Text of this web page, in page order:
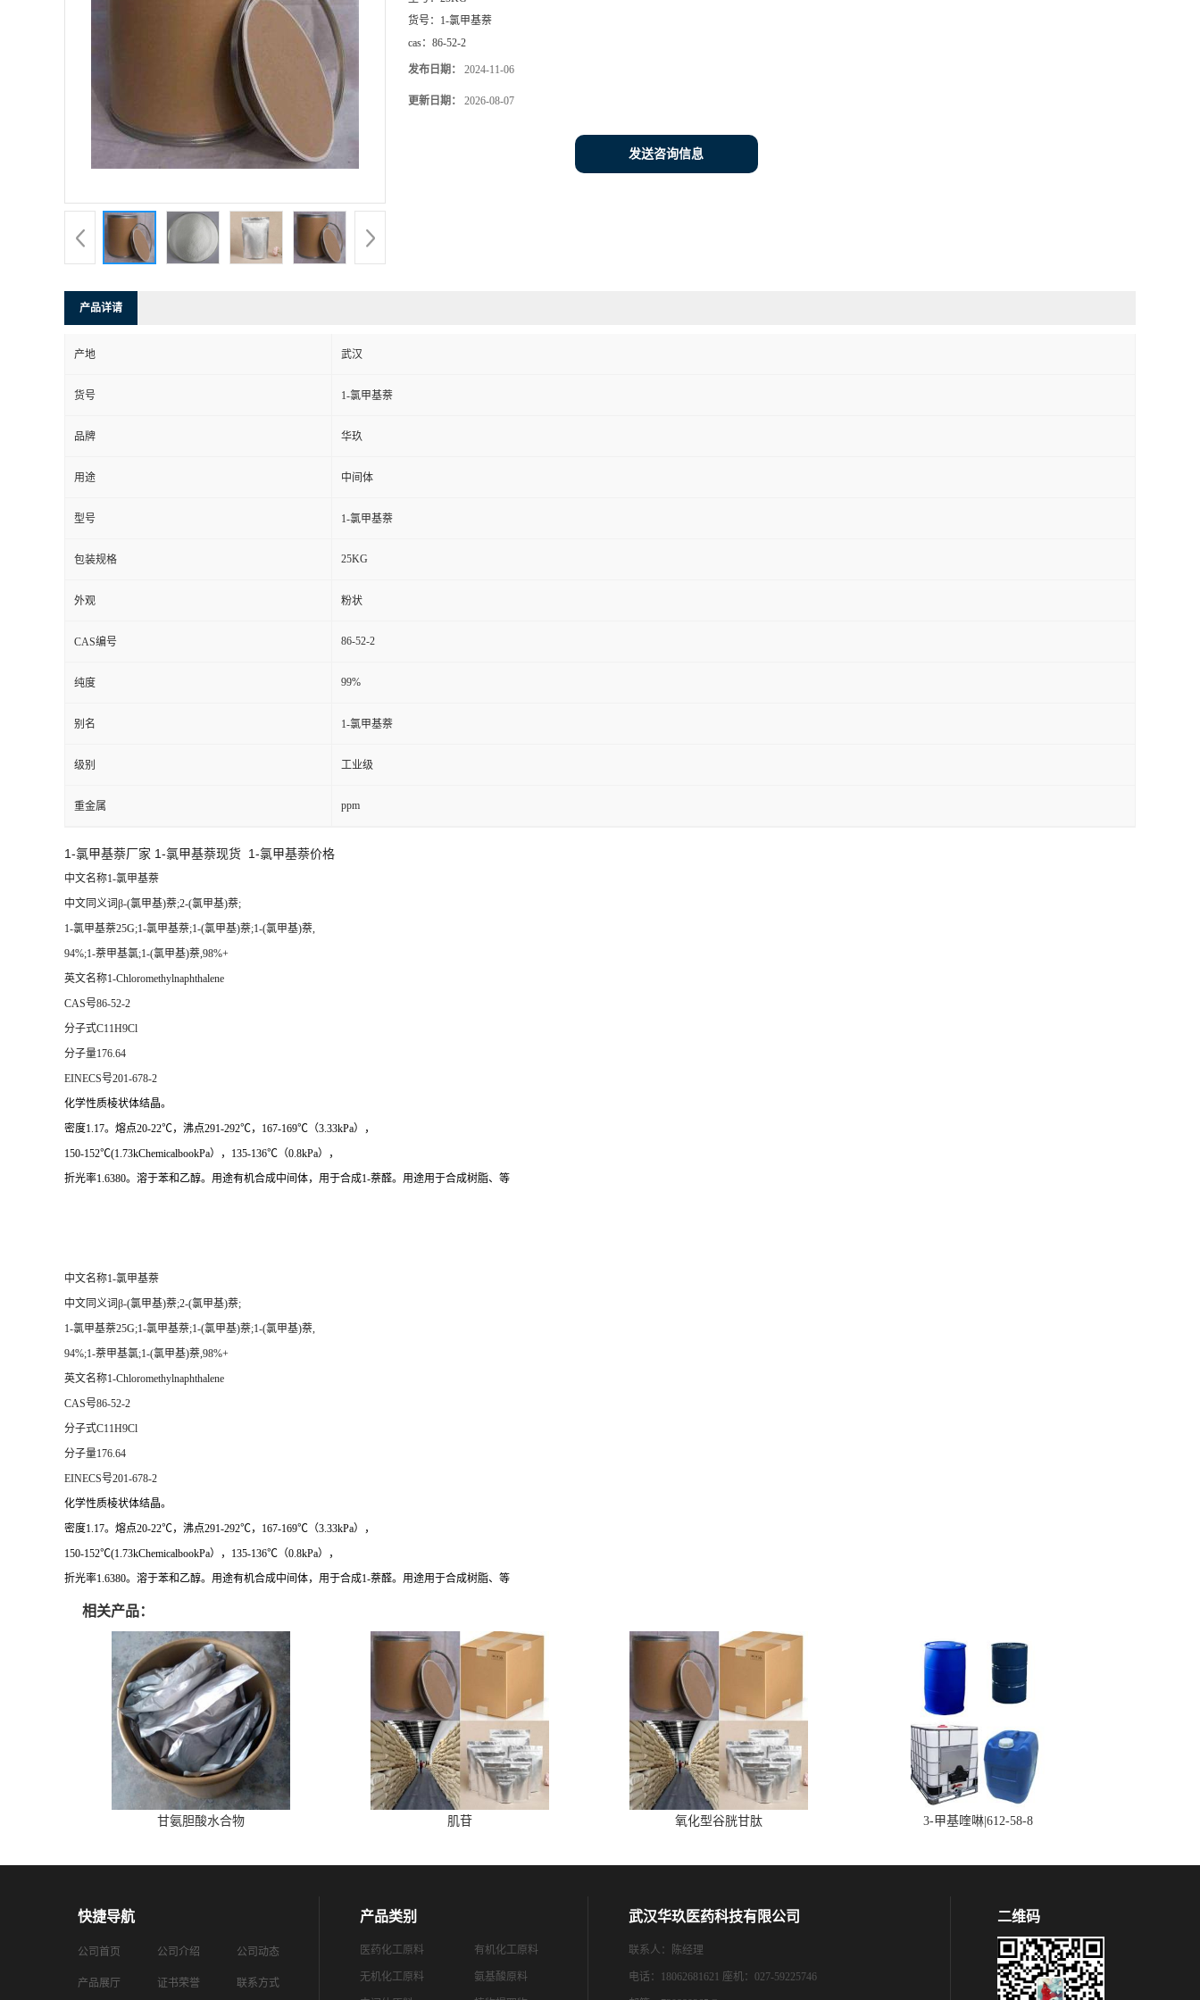
货号： 1-氯甲基萘
cas： 86-52-2
发布日期： 2024-11-06
更新日期： 2026-08-07
发送咨询信息
产品详请
产地 武汉
货号 1-氯甲基萘
品牌 华玖
用途 中间体
型号 1-氯甲基萘
包装规格 25KG
外观 粉状
CAS编号 86-52-2
纯度 99%
别名 1-氯甲基萘
级别 工业级
重金属 ppm
1-氯甲基萘厂家 1-氯甲基萘现货 1-氯甲基萘价格
中文名称1-氯甲基萘
中文同义词β-(氯甲基)萘;2-(氯甲基)萘;
1-氯甲基萘25G;1-氯甲基萘;1-(氯甲基)萘;1-(氯甲基)萘,
94%;1-萘甲基氯;1-(氯甲基)萘,98%+
英文名称1-Chloromethylnaphthalene
CAS号86-52-2
分子式C11H9Cl
分子量176.64
EINECS号201-678-2
化学性质棱状体结晶。
密度1.17。熔点20-22℃，沸点291-292℃，167-169℃（3.33kPa），
150-152℃(1.73kChemicalbookPa），135-136℃（0.8kPa），
折光率1.6380。溶于苯和乙醇。用途有机合成中间体，用于合成1-萘醛。用途用于合成树脂、等
中文名称1-氯甲基萘
中文同义词β-(氯甲基)萘;2-(氯甲基)萘;
1-氯甲基萘25G;1-氯甲基萘;1-(氯甲基)萘;1-(氯甲基)萘,
94%;1-萘甲基氯;1-(氯甲基)萘,98%+
英文名称1-Chloromethylnaphthalene
CAS号86-52-2
分子式C11H9Cl
分子量176.64
EINECS号201-678-2
化学性质棱状体结晶。
密度1.17。熔点20-22℃，沸点291-292℃，167-169℃（3.33kPa），
150-152℃(1.73kChemicalbookPa），135-136℃（0.8kPa），
折光率1.6380。溶于苯和乙醇。用途有机合成中间体，用于合成1-萘醛。用途用于合成树脂、等
相关产品：
甘氨胆酸水合物 肌苷 氧化型谷胱甘肽 3-甲基喹啉|612-58-8
快捷导航
公司首页 公司介绍 公司动态
产品展厅 证书荣誉 联系方式
产品类别
医药化工原料 有机化工原料
无机化工原料 氨基酸原料
武汉华玖医药科技有限公司
联系人：陈经理
电话：18062681621 座机：027-59225746
二维码